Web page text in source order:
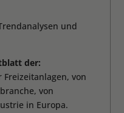
und
der:
von
von
in Europa.